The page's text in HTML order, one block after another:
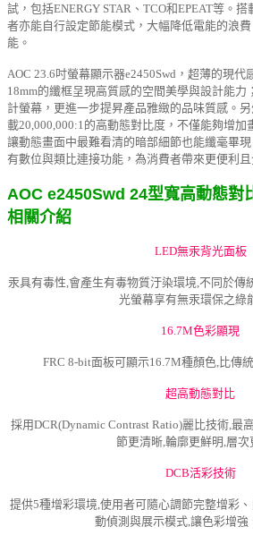
試，包括ENERGY STAR、TCO和EPEAT等。
者亦能自行設定節能模式，大幅降低電能的浪
能。
AOC 23.6吋螢幕顯示器e2450Swd，超薄的現代
18mm的纖框呈現高質感的空間美學與設計能
計螢幕，更進一步提昇產品雅緻的品味質感。
載20,000,000:1的高動態對比度，不僅能夠增加
讓動態畫面中最難看清的暗部細節也能纖毫畢
有數位與類比連接功能，為消費者帶來更便利
AOC e2450Swd 24型寬高動態對
相關介紹
LED無汞背光面板
汞具有毒性,會產生有毒物質汙染環境,不同於傳
光螢幕享有無汞環保之綠
16.7M色彩顯現
FRC 8-bit面板可顯示16.7M種顏色,比傳
超高動態對比
採用DCR(Dynamic Contrast Ratio)麗比技術,最
節更清晰,輪廓更鮮明,層次
DCB活彩技術
提供5種增彩環境,使用者可隨心調節完整增彩
動偵測與展示模式,讓色彩增強